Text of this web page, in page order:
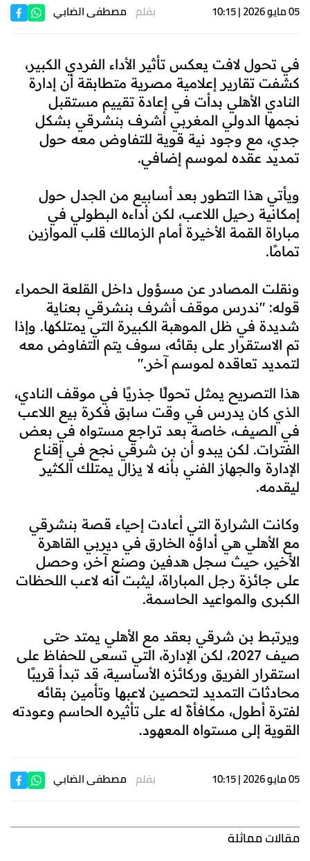
05 مايو 2026 | 10:15 بقلم مصطفى الضابي
في تحول لافت يعكس تأثير الأداء الفردي الكبير،
كشفت تقارير إعلامية مصرية متطابقة أن إدارة
النادي الأهلي بدأت في إعادة تقييم مستقبل
نجمها الدولي المغربي أشرف بنشرقي بشكل
جدي، مع وجود نية قوية للتفاوض معه حول
تمديد عقده لموسم إضافي.
ويأتي هذا التطور بعد أسابيع من الجدل حول
إمكانية رحيل اللاعب، لكن أداءه البطولي في
مباراة القمة الأخيرة أمام الزمالك قلب الموازين
تمامًا.
ونقلت المصادر عن مسؤول داخل القلعة الحمراء
قوله: "ندرس موقف أشرف بنشرقي بعناية
شديدة في ظل الموهبة الكبيرة التي يمتلكها. وإذا
تم الاستقرار على بقائه، سوف يتم التفاوض معه
لتمديد تعاقده لموسم آخر."
هذا التصريح يمثل تحولًا جذريًا في موقف النادي،
الذي كان يدرس في وقت سابق فكرة بيع اللاعب
في الصيف، خاصة بعد تراجع مستواه في بعض
الفترات. لكن يبدو أن بن شرقي نجح في إقناع
الإدارة والجهاز الفني بأنه لا يزال يمتلك الكثير
ليقدمه.
وكانت الشرارة التي أعادت إحياء قصة بنشرقي
مع الأهلي هي أداؤه الخارق في ديربي القاهرة
الأخير، حيث سجل هدفين وصنع آخر، وحصل
على جائزة رجل المباراة، ليثبت أنه لاعب اللحظات
الكبرى والمواعيد الحاسمة.
ويرتبط بن شرقي بعقد مع الأهلي يمتد حتى
صيف 2027، لكن الإدارة، التي تسعى للحفاظ على
استقرار الفريق وركائزه الأساسية، قد تبدأ قريبًا
محادثات التمديد لتحصين لاعبها وتأمين بقائه
لفترة أطول، مكافأةً له على تأثيره الحاسم وعودته
القوية إلى مستواه المعهود.
05 مايو 2026 | 10:15 بقلم مصطفى الضابي
مقالات مماثلة